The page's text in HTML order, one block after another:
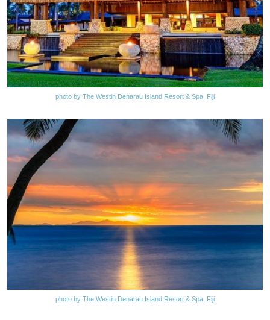
photo by The Westin Denarau Island Resort & Spa, Fiji
photo by The Westin Denarau Island Resort & Spa, Fiji